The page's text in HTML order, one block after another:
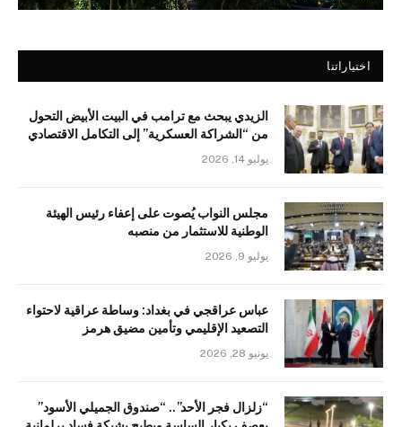
اختياراتنا
الزيدي يبحث مع ترامب في البيت الأبيض التحول
من “الشراكة العسكرية” إلى التكامل الاقتصادي
يوليو 14, 2026
مجلس النواب يُصوت على إعفاء رئيس الهيئة
الوطنية للاستثمار من منصبه
يوليو 9, 2026
عباس عراقجي في بغداد: وساطة عراقية لاحتواء
التصعيد الإقليمي وتأمين مضيق هرمز
يونيو 28, 2026
“زلزال فجر الأحد”.. “صندوق الجميلي الأسود”